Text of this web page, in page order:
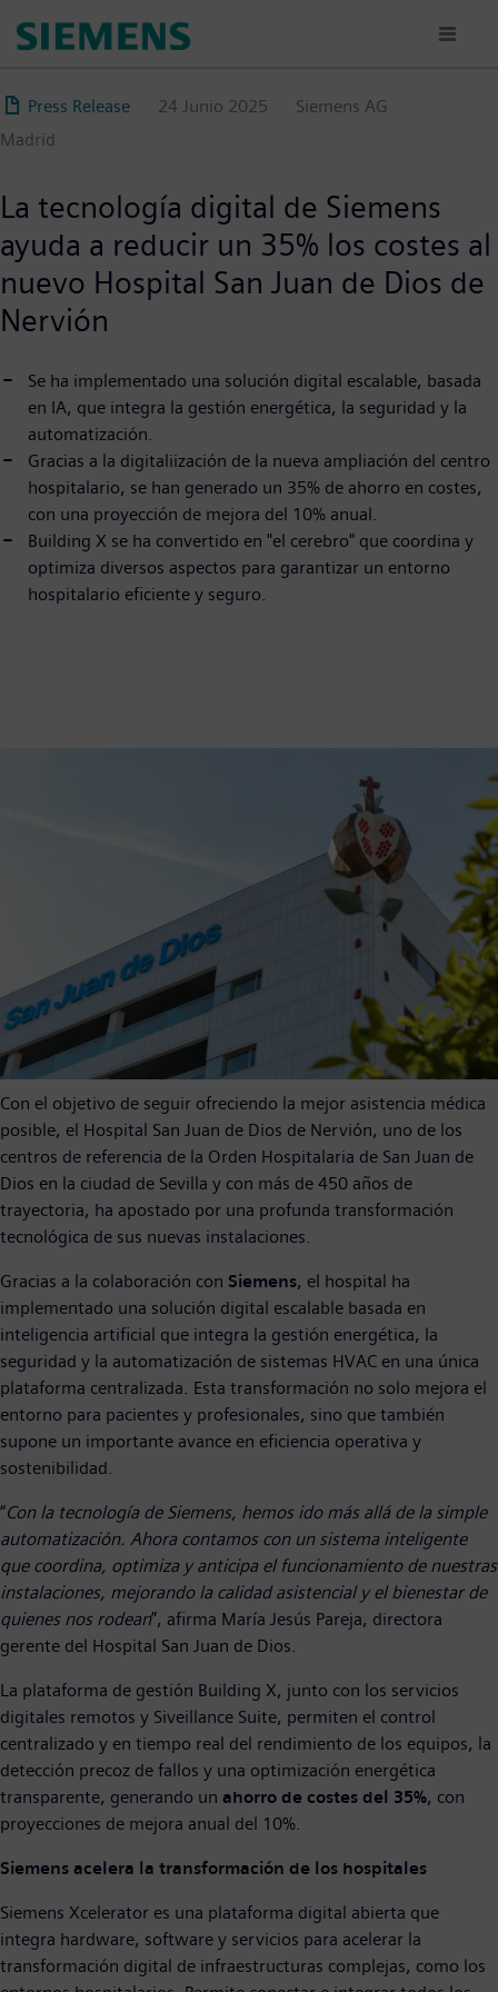
principal
Press Release 24 Junio 2025
Siemens AG
Madrid
La tecnología digital de Siemens
ayuda a reducir un 35% los costes al
nuevo Hospital San Juan de Dios de
Nervión
Se ha implementado una solución digital escalable, basada
en IA, que integra la gestión energética, la seguridad y la
automatización.
Gracias a la digitaliización de la nueva ampliación del centro
hospitalario, se han generado un 35% de ahorro en costes,
con una proyección de mejora del 10% anual.
Building X se ha convertido en "el cerebro" que coordina y
optimiza diversos aspectos para garantizar un entorno
hospitalario eficiente y seguro.
Con el objetivo de seguir ofreciendo la mejor asistencia médica
posible, el Hospital San Juan de Dios de Nervión, uno de los
centros de referencia de la Orden Hospitalaria de San Juan de
Dios en la ciudad de Sevilla y con más de 450 años de
trayectoria, ha apostado por una profunda transformación
tecnológica de sus nuevas instalaciones.
Gracias a la colaboración con Siemens, el hospital ha
implementado una solución digital escalable basada en
inteligencia artificial que integra la gestión energética, la
seguridad y la automatización de sistemas HVAC en una única
plataforma centralizada. Esta transformación no solo mejora el
entorno para pacientes y profesionales, sino que también
supone un importante avance en eficiencia operativa y
sostenibilidad.
“Con la tecnología de Siemens, hemos ido más allá de la simple
automatización. Ahora contamos con un sistema inteligente
que coordina, optimiza y anticipa el funcionamiento de nuestras
instalaciones, mejorando la calidad asistencial y el bienestar de
quienes nos rodean”, afirma María Jesús Pareja, directora
gerente del Hospital San Juan de Dios.
La plataforma de gestión Building X, junto con los servicios
digitales remotos y Siveillance Suite, permiten el control
centralizado y en tiempo real del rendimiento de los equipos, la
detección precoz de fallos y una optimización energética
transparente, generando un ahorro de costes del 35%, con
proyecciones de mejora anual del 10%.
Siemens acelera la transformación de los hospitales
Siemens Xcelerator es una plataforma digital abierta que
integra hardware, software y servicios para acelerar la
transformación digital de infraestructuras complejas, como los